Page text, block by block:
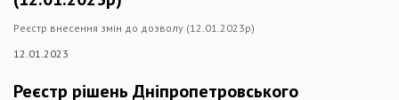
Реєстр внесення змін до дозволу (12.01.2023р)
12.01.2023
Реєстр рішень Дніпропетровського